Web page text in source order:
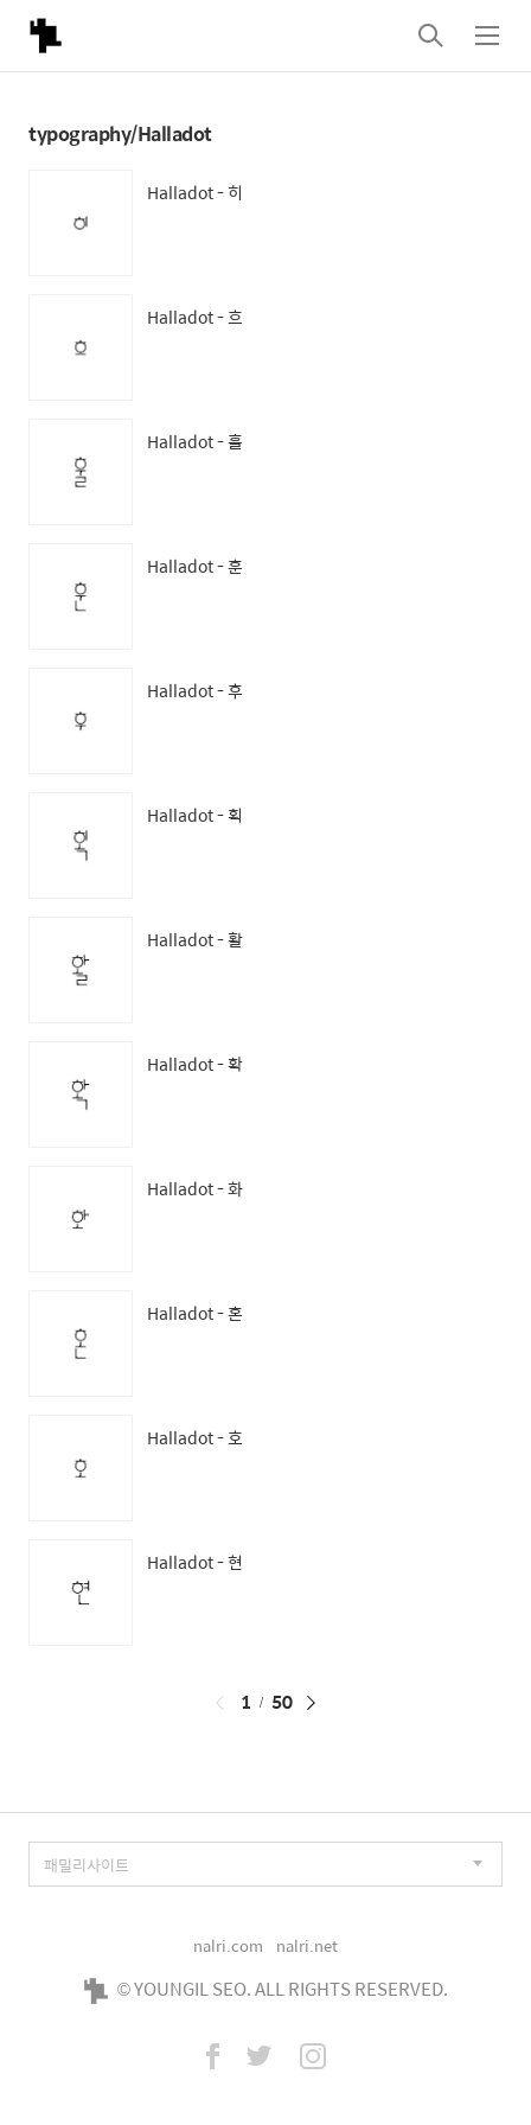
검
색
메
뉴
typography/Halladot
Halladot - 히
Halladot - 흐
Halladot - 훌
Halladot - 훈
Halladot - 후
Halladot - 획
Halladot - 활
Halladot - 확
Halladot - 화
Halladot - 혼
Halladot - 호
Halladot - 현
페
1 50
nalri.com nalri.net
© YOUNGIL SEO. ALL RIGHTS RESERVED.